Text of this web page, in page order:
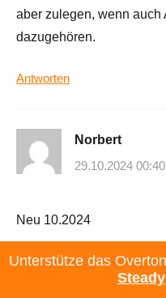
aber zulegen, wenn
dazugehören.
Antworten
Norbert
29.10.2024
Neu 10.2024
der Westen in Niedergang
Unterstütze das
Steady